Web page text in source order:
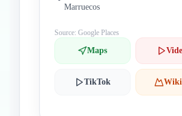
Marruecos
Source: Google Places
Maps
TikTok